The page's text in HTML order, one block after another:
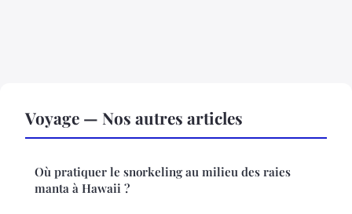
Voyage — Nos autres articles
Où pratiquer le snorkeling au milieu des raies
manta à Hawaii ?